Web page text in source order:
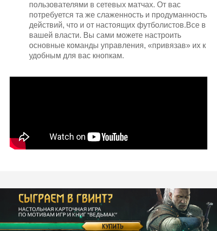
пользователями в сетевых матчах. От вас
потребуется та же слаженность и продуманность
действий, что и от настоящих футболистов.Все в
вашей власти. Вы сами можете настроить
основные команды управления, «привязав» их к
удобным для вас кнопкам.